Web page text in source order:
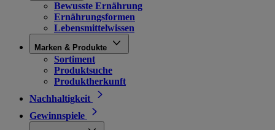
Bewusste Ernährung
Ernährungsformen
Lebensmittelwissen
Marken & Produkte
Sortiment
Produktsuche
Produktherkunft
Nachhaltigkeit
Gewinnspiele